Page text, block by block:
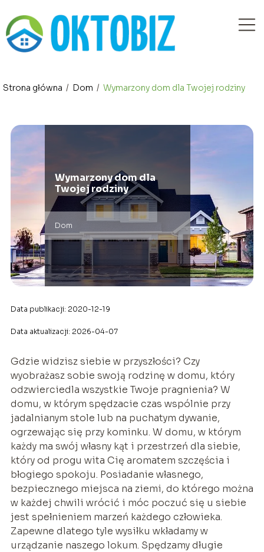
Strona główna / Dom / Wymarzony dom dla Twojej rodziny
Wymarzony dom dla
Twojej rodziny
Dom
Data publikacji: 2020-12-19
Data aktualizacji: 2026-04-07
Gdzie widzisz siebie w przyszłości? Czy
wyobrażasz sobie swoją rodzinę w domu, który
odzwierciedla wszystkie Twoje pragnienia? W
domu, w którym spędzacie czas wspólnie przy
jadalnianym stole lub na puchatym dywanie,
ogrzewając się przy kominku. W domu, w którym
każdy ma swój własny kąt i przestrzeń dla siebie,
który od progu wita Cię aromatem szczęścia i
błogiego spokoju. Posiadanie własnego,
bezpiecznego miejsca na ziemi, do którego można
w każdej chwili wrócić i móc poczuć się u siebie
jest spełnieniem marzeń każdego człowieka.
Zapewne dlatego tyle wysiłku wkładamy w
urządzanie naszego lokum. Spędzamy długie